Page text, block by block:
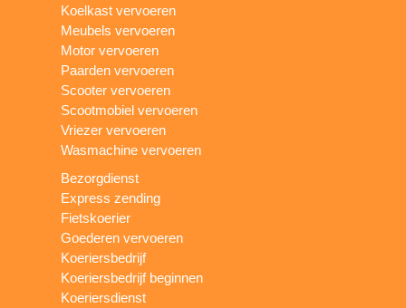
Koelkast vervoeren
Meubels vervoeren
Motor vervoeren
Paarden vervoeren
Scooter vervoeren
Scootmobiel vervoeren
Vriezer vervoeren
Wasmachine vervoeren
Bezorgdienst
Express zending
Fietskoerier
Goederen vervoeren
Koeriersbedrijf
Koeriersbedrijf beginnen
Koeriersdienst